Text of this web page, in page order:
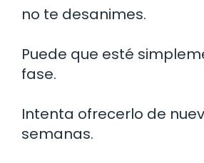
no te desanimes.
Puede que esté
fase.
Intenta ofrecerlo de
semanas.